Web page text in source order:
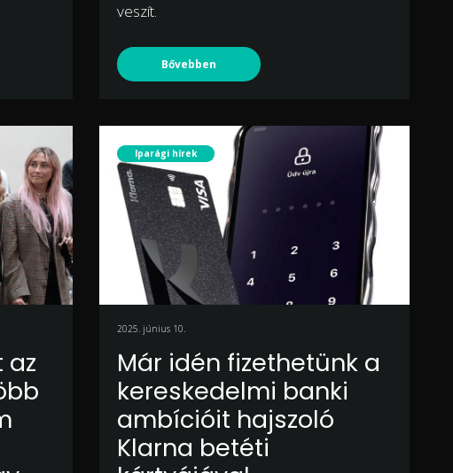
veszít.
Bővebben
az
Iparági hírek
2025. június 10.
Már idén fizethetünk a
kereskedelmi banki
ambícióit hajszoló
Klarna betéti